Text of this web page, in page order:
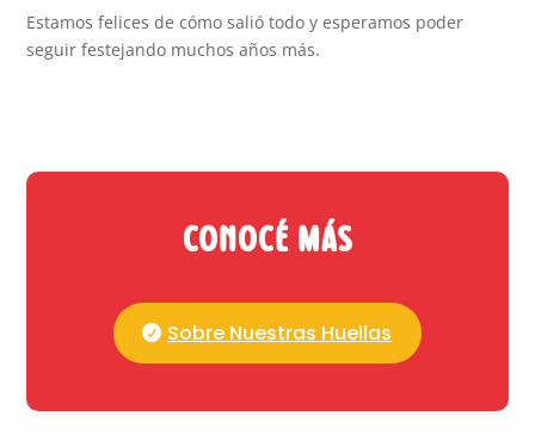
Estamos felices de cómo salió todo y esperamos poder
seguir festejando muchos años más.
Conocé más
Sobre Nuestras Huellas